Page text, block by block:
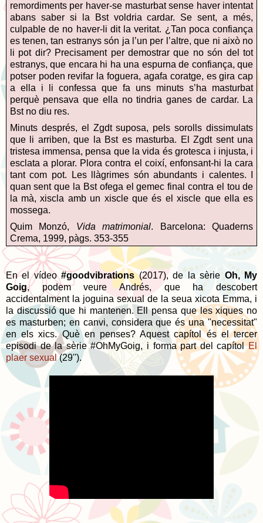
remordiments per haver-se masturbat sense haver intentat
abans saber si la Bst voldria cardar. Se sent, a més,
culpable de no haver-li dit la veritat. ¿Tan poca confiança
es tenen, tan estranys són ja l’un per l’altre, que ni això no
li pot dir? Precisament per demostrar que no són del tot
estranys, que encara hi ha una espurna de confiança, que
potser poden revifar la foguera, agafa coratge, es gira cap
a ella i li confessa que fa uns minuts s’ha masturbat
perquè pensava que ella no tindria ganes de cardar. La
Bst no diu res.
Minuts després, el Zgdt suposa, pels sorolls dissimulats
que li arriben, que la Bst es masturba. El Zgdt sent una
tristesa immensa, pensa que la vida és grotesca i injusta, i
esclata a plorar. Plora contra el coixí, enfonsant-hi la cara
tant com pot. Les llàgrimes són abundants i calentes. I
quan sent que la Bst ofega el gemec final contra el tou de
la mà, xiscla amb un xiscle que és el xiscle que ella es
mossega.
Quim Monzó, Vida matrimonial. Barcelona: Quaderns
Crema, 1999, pàgs. 353-355
En el vídeo#goodvibrations(2017), de la sèrie Oh, My
Goig, podem veure Andrés, que ha descobert
accidentalment la joguina sexual de la seua xicota Emma, i
la discussió que hi mantenen. Ell pensa que les xiques no
es masturben; en canvi, considera que és una "necessitat"
en els xics. Què en penses? Aquest capítol és el tercer
episodi de la sèrie #OhMyGoig, i forma part del capítolEl
plaer sexual (29'').